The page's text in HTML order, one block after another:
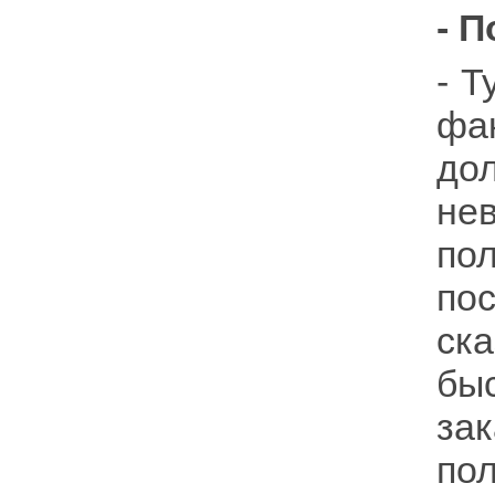
-
-